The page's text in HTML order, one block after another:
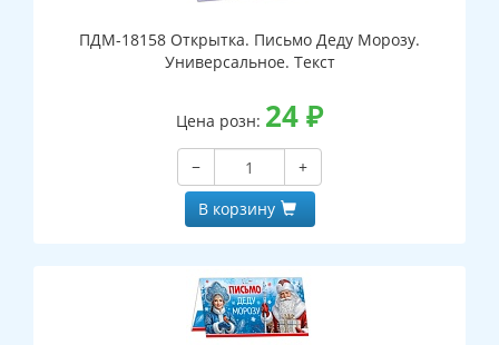
ПДМ-18158 Открытка. Письмо Деду Морозу.
Универсальное. Текст
Цена розн: 24₽
−
+
В корзину